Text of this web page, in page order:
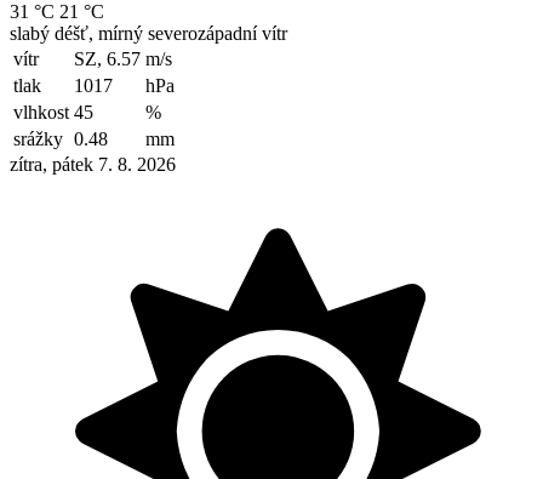
31 °C 21 °C
slabý déšť, mírný severozápadní vítr
vítr
SZ, 6.57 m/s
tlak
1017
hPa
vlhkost 45
%
srážky 0.48
mm
zítra, pátek 7. 8. 2026